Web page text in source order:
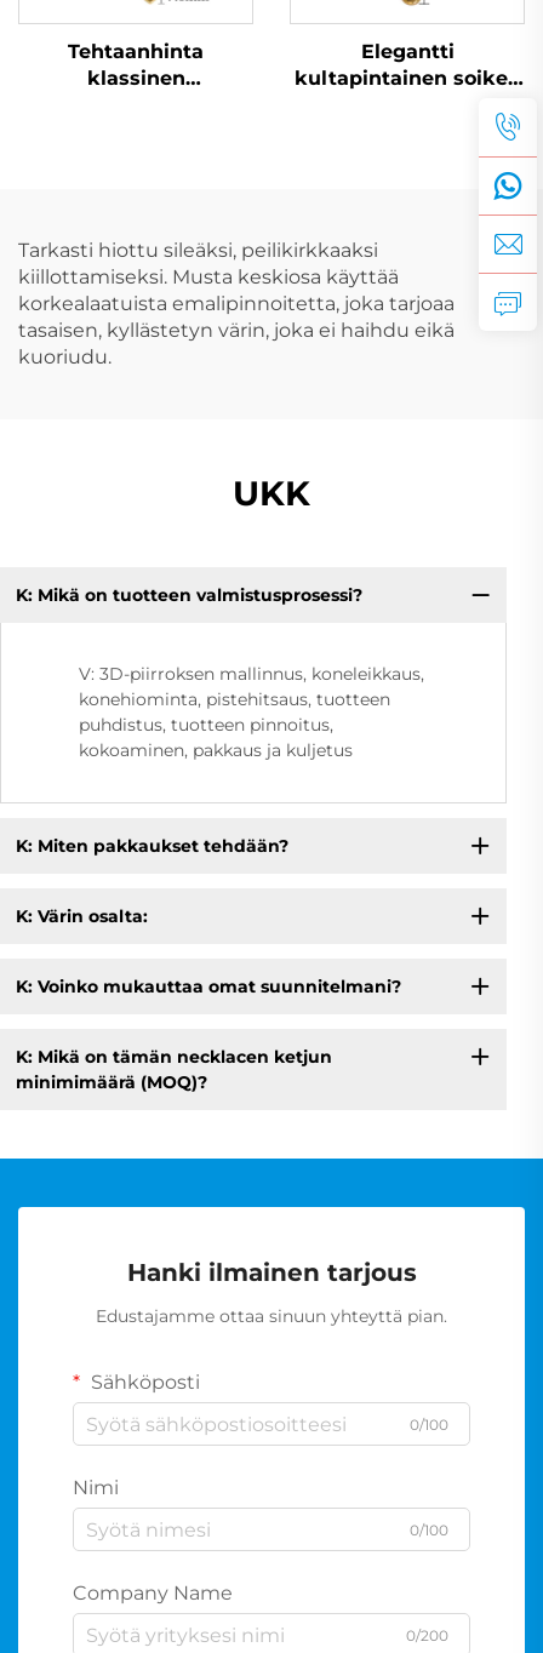
Tehtaanhinta
klassinen
Elegantti
kultapintainen soikea
äitienpäivänlahjaksi
Tarkasti hiottu sileäksi, peilikirkkaaksi
kiillottamiseksi. Musta keskiosa käyttää
korkealaatuista emalipinnoitetta, joka tarjoaa
tasaisen, kyllästetyn värin, joka ei haihdu eikä
kuoriudu.
UKK
K: Mikä on tuotteen valmistusprosessi?
V: 3D-piirroksen mallinnus, koneleikkaus,
konehiominta, pistehitsaus, tuotteen
puhdistus, tuotteen pinnoitus,
kokoaminen, pakkaus ja kuljetus
K: Miten pakkaukset tehdään?
K: Värin osalta:
K: Voinko mukauttaa omat suunnitelmani?
K: Mikä on tämän necklacen ketjun
minimimäärä (MOQ)?
Hanki ilmainen tarjous
Edustajamme ottaa sinuun yhteyttä pian.
Sähköposti
0/100
Nimi
0/100
Company Name
0/200